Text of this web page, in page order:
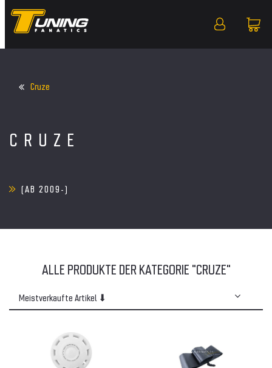
Cruze
CRUZE
(AB 2009-)
ALLE PRODUKTE DER KATEGORIE "CRUZE"